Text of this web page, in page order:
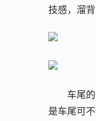
技感，溜
车尾
是车尾可